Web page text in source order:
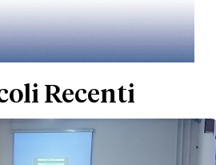
Recenti